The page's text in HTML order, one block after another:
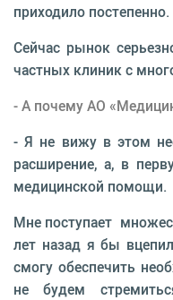
приходило постепенно.
Сейчас рынок
частных клиник с
- А почему АО
- Я не вижу в этом
расширение, а, в
медицинской помощи.
Мне поступает
лет назад я бы
смогу обеспечить
не будем